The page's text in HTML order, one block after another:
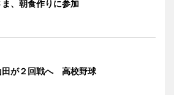
、朝食作りに参加
田が２回戦へ 高校野球